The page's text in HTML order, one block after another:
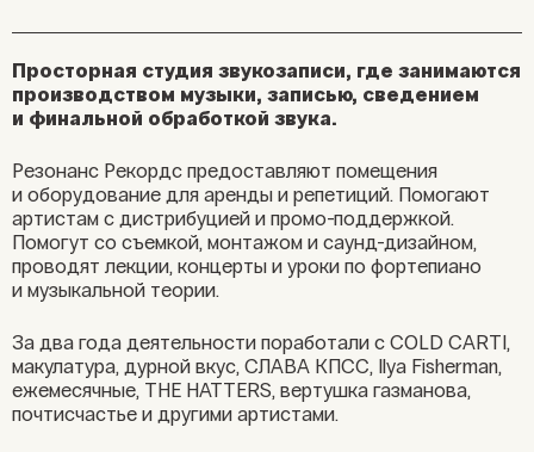
Просторная студия звукозаписи, где занимаются
производством музыки, записью, сведением
и финальной обработкой звука.
Резонанс Рекордс предоставляют помещения
и оборудование для аренды и репетиций. Помогают
артистам с дистрибуцией и промо-поддержкой.
Помогут со съемкой, монтажом и саунд-дизайном,
проводят лекции, концерты и уроки по фортепиано
и музыкальной теории.
За два года деятельности поработали с COLD CARTI,
макулатура, дурной вкус, СЛАВА КПСС, Ilya Fisherman,
ежемесячные, THE HATTERS, вертушка газманова,
почтисчастье и другими артистами.